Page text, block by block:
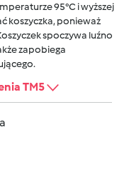
95°C i wyższej
koszyczka, ponieważ
spoczywa luźno
zapobiega
TM5